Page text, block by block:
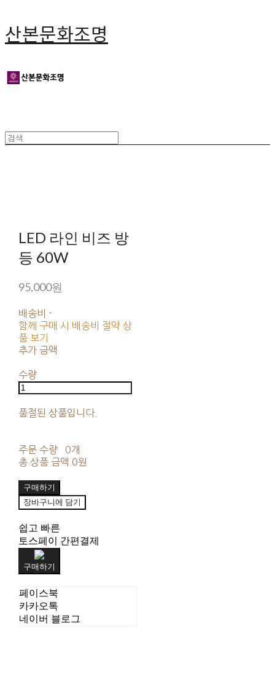
산본문화조명
LED 라인 비즈 방
등 60W
95,000원
배송비 -
함께 구매 시 배송비 절약 상
품 보기
추가 금액
수량
품절된 상품입니다.
주문 수량
0개
총 상품 금액 0원
구매하기
장바구니에 담기
쉽고 빠른
토스페이 간편결제
구매하기
페이스북
카카오톡
네이버 블로그